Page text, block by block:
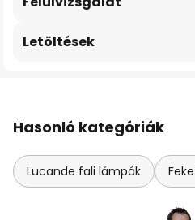
Letöltések
Hasonló kategóriák
Lucande fali lámpák